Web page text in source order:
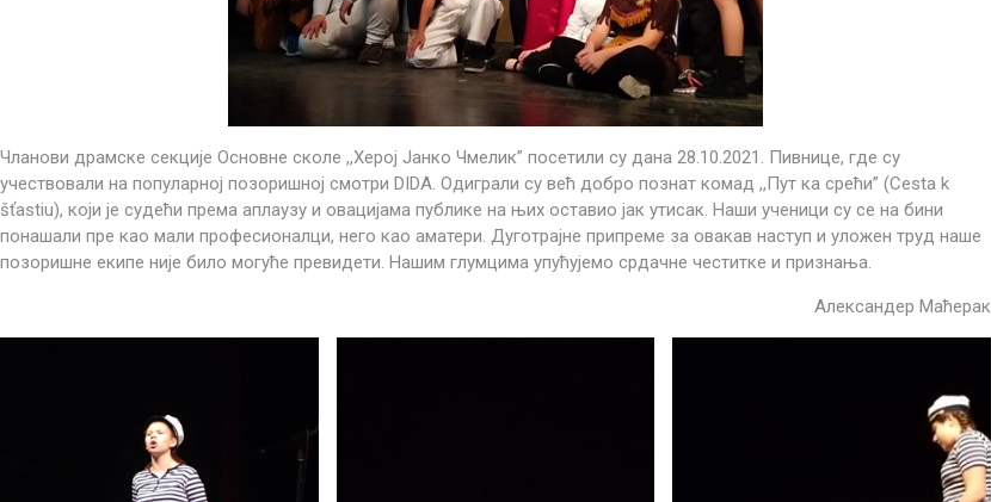
Чланови драмске секције Основне сколе ,,Херој Јанко Чмелик” посетили су дана 28.10.2021. Пивнице, где су
учествовали на популарној позоришној смотри DIDA. Одиграли су већ добро познат комад ,,Пут ка срећи” (Cesta k
šťastiu), који је судећи према аплаузу и овацијама публике на њих оставио јак утисак. Наши ученици су се на бини
понашали пре као мали професионалци, него као аматери. Дуготрајне припреме за овакав наступ и уложен труд наше
позоришне екипе није било могуће превидети. Нашим глумцима упућујемо срдачне честитке и признања.
Александер Маћерак